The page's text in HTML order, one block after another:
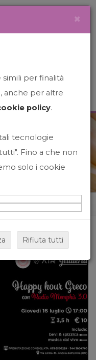
×
per finalità
anche per altre
policy.
tecnologie
Fino a che non
solo i cookie
Rifiuta tutti